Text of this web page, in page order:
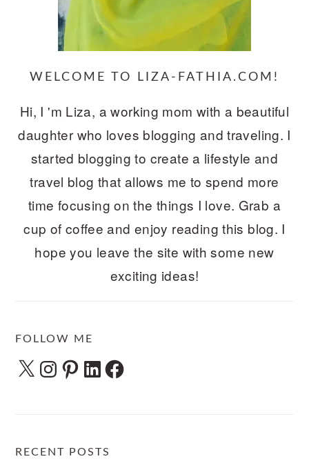
WELCOME TO LIZA-FATHIA.COM!
Hi, I 'm Liza, a working mom with a beautiful
daughter who loves blogging and traveling. I
started blogging to create a lifestyle and
travel blog that allows me to spend more
time focusing on the things I love. Grab a
cup of coffee and enjoy reading this blog. I
hope you leave the site with some new
exciting ideas!
FOLLOW ME
X Instagram
Pinterest
LinkedInFacebook
RECENT POSTS